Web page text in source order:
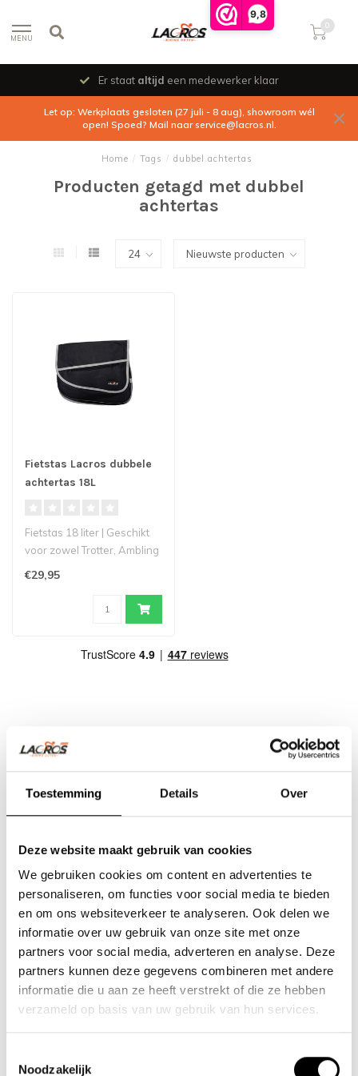
9,8
Toestemming Details Over
Deze website maakt gebruik van cookies
We gebruiken cookies om content en advertenties te
personaliseren, om functies voor social media te bieden
en om ons websiteverkeer te analyseren. Ook delen we
informatie over uw gebruik van onze site met onze
partners voor social media, adverteren en analyse. Deze
partners kunnen deze gegevens combineren met andere
informatie die u aan ze heeft verstrekt of die ze hebben
verzameld op basis van uw gebruik van hun services.
Noodzakelijk
MENU
0
Er staat altijd een medewerker klaar
Let op: Werkplaats gesloten (27 juli - 8 aug), showroom wél
open! Spoed? Mail naarservice@lacros.nl.
Home / Tags / dubbel achtertas
Producten getagd met dubbel
achtertas
Fietstas Lacros dubbele
achtertas 18L
Fietstas 18 liter | Geschikt
voor zowel Trotter, Ambling
€29,95
Team Lacros
Nieuwe Eerdsebaan 16, 5482 VS Schijndel Nederland